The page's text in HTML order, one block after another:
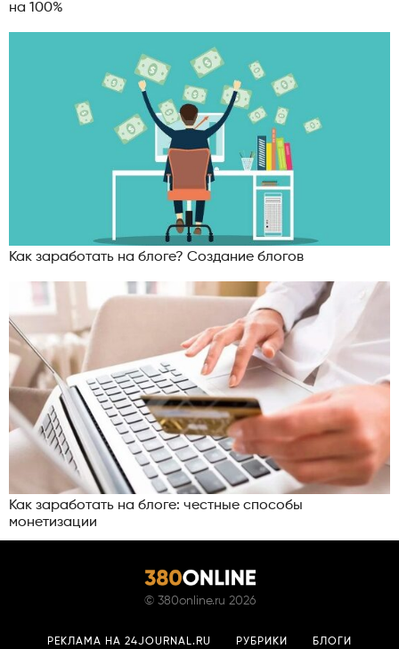
на 100%
Как заработать на блоге? Создание блогов
Как заработать на блоге: честные способы
монетизации
© 380online.ru 2026
РЕКЛАМА НА 24JOURNAL.RU РУБРИКИ БЛОГИ